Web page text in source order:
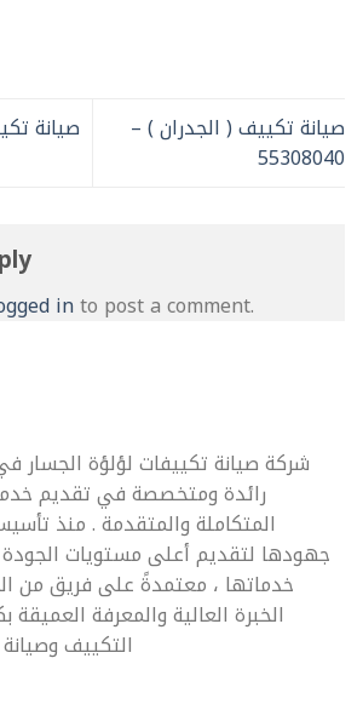
صيانة
صيانة تكييف ( الجدران ) –
55308040
into post a comment.
شركة صيانة تكييفات لؤلؤة
رائدة ومتخصصة في تقديم
المتكاملة والمتقدمة . منذ
جهودها لتقديم أعلى مستويات
خدماتها ، معتمدةً على فريق من
الخبرة العالية والمعرفة
التكييف